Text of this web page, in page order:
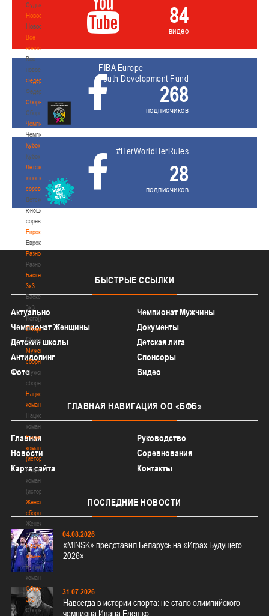
Судьи
Новости
Новости
Все
новости
Все
новости
Федерация
Федерация
Сборные
Сборные
Чемпионат
Чемпионат
Кубок
Кубок
Детско-
юношеские
соревнования
Детско-
юношеские
соревнования
Еврокубки
Еврокубки
Разное
Разное
Баскетбол
3х3
Баскетбол
3х3
Лого[modid=121]
Сборные
Сборные
Мужские
сборные
Мужские
сборные
Национальная
команда
Национальная
команда
Национальная
команда
(история)
Национальная
команда
(история)
Женские
сборные
Женские
сборные
Национальная
команда
Национальная
команда
Сборные
3х3
Сборные
84
видео
FIBA Europe
Youth Development Fund
268
подписчиков
#HerWorldHerRules
28
подписчиков
БЫСТРЫЕ ССЫЛКИ
Актуально
Чемпионат Мужчины
Чемпионат Женщины
Документы
Детские школы
Детская лига
Антидопинг
Спонсоры
Фото
Видео
ГЛАВНАЯ НАВИГАЦИЯ ОО «БФБ»
Главная
Руководство
Новости
Соревнования
Карта сайта
Контакты
ПОСЛЕДНИЕ НОВОСТИ
04.08.2026
«MINSK» представил Беларусь на «Играх Будущего –
2026»
31.07.2026
Навсегда в истории спорта: не стало олимпийского
чемпиона Ивана Едешко